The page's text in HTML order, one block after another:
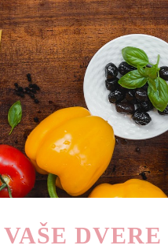
DVERE